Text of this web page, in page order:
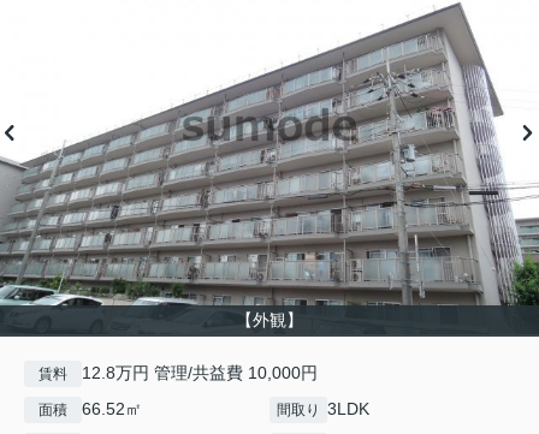
【外観】
賃料 12.8万円 管理/共益費 10,000円
面積 66.52㎡ 間取り 3LDK